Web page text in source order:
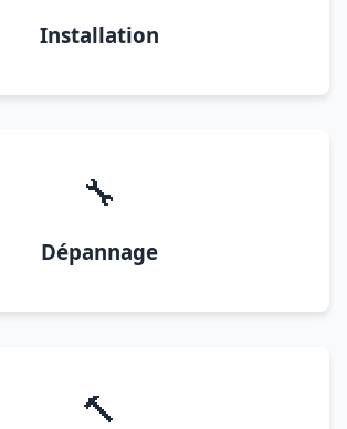
Installation
🔧
Dépannage
🔨